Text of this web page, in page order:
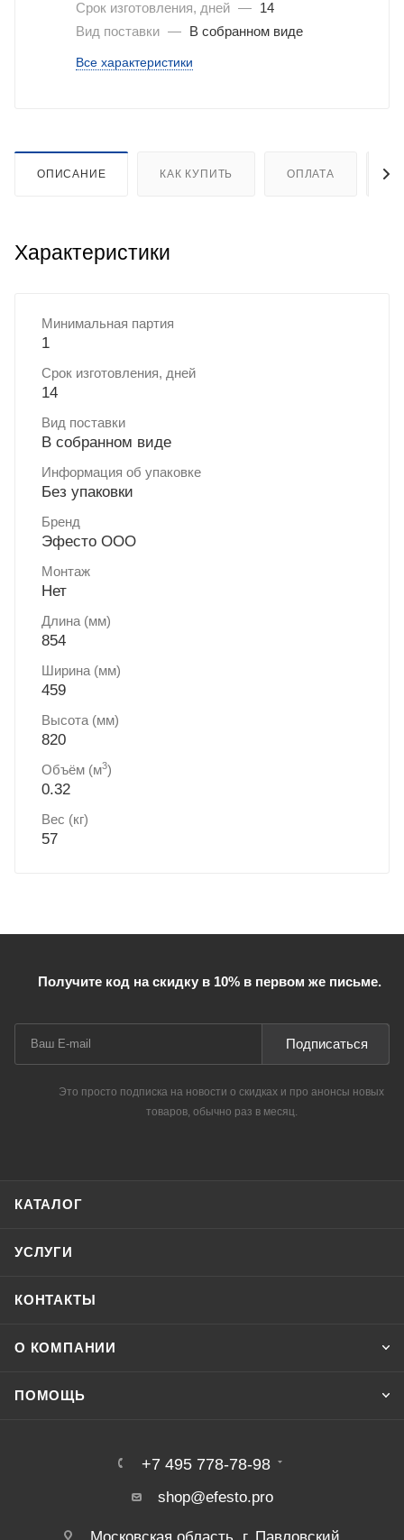
Срок изготовления, дней —
14
Вид поставки — В собранном виде
Все характеристики
ОПИСАНИЕ КАК КУПИТЬ ОПЛАТА
Характеристики
Минимальная партия
1
Срок изготовления, дней
14
Вид поставки
В собранном виде
Информация об упаковке
Без упаковки
Бренд
Эфесто ООО
Монтаж
Нет
Длина (мм)
854
Ширина (мм)
459
Высота (мм)
820
Объём (м3)
0.32
Вес (кг)
57
Получите код на скидку в 10% в первом же письме.
Подписаться
Это просто подписка на новости о скидках и про анонсы новых
товаров, обычно раз в месяц.
КАТАЛОГ
УСЛУГИ
КОНТАКТЫ
О КОМПАНИИ
ПОМОЩЬ
+7 495 778-78-98
shop@efesto.pro